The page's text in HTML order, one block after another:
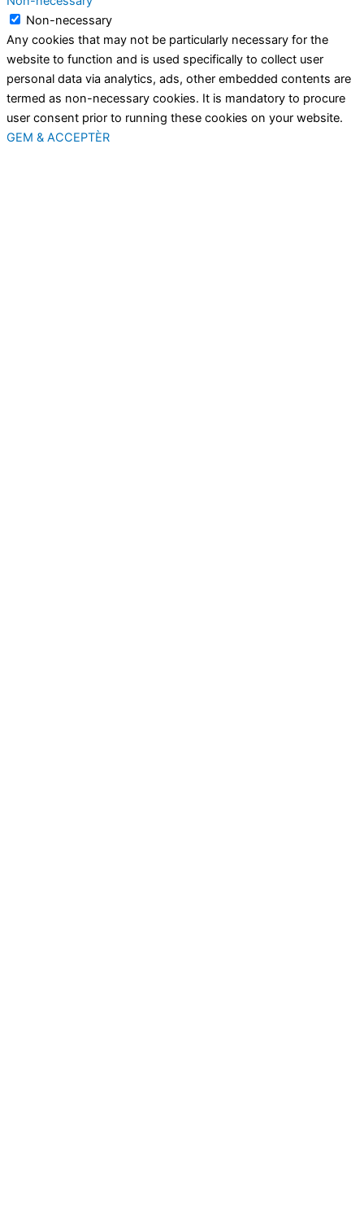
Non-necessary
Any cookies that may not be particularly necessary for the
website to function and is used specifically to collect user
personal data via analytics, ads, other embedded contents are
termed as non-necessary cookies. It is mandatory to procure
user consent prior to running these cookies on your website.
GEM & ACCEPTÈR